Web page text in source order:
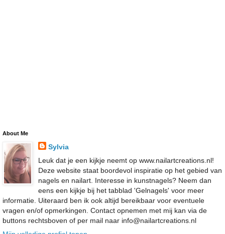
About Me
Sylvia
Leuk dat je een kijkje neemt op www.nailartcreations.nl!
Deze website staat boordevol inspiratie op het gebied van
nagels en nailart. Interesse in kunstnagels? Neem dan
eens een kijkje bij het tabblad 'Gelnagels' voor meer
informatie. Uiteraard ben ik ook altijd bereikbaar voor eventuele
vragen en/of opmerkingen. Contact opnemen met mij kan via de
buttons rechtsboven of per mail naar info@nailartcreations.nl